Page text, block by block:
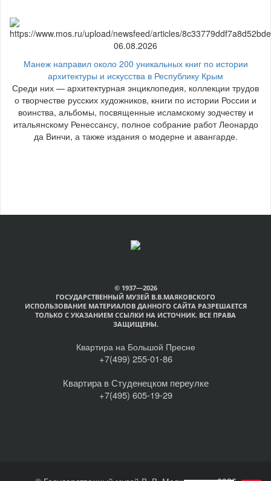
06.08.2026
Манеж направил около 200 уникальных книг по истории
архитектуры и искусства в Республику Крым
Среди них — архитектурная энциклопедия, коллекции трудов
о творчестве русских художников, книги по истории России и
воинства, альбомы, посвященные исламскому зодчеству и
итальянскому Ренессансу, полное собрание работ Леонардо
да Винчи, а также издания о модерне и авангарде.
© 1937—2026
ГОСУДАРСТВЕННЫЙ МУЗЕЙ В.В.МАЯКОВСКОГО
ИСПОЛЬЗОВАНИЕ МАТЕРИАЛОВ ДАННОГО САЙТА РАЗРЕШАЕТСЯ
ТОЛЬКО С УКАЗАНИЕМ ССЫЛКИ НА ИСТОЧНИК. ВСЕ ПРАВА
ЗАЩИЩЕНЫ.
Квартира на Большой Пресне
+7(499) 255-01-86
Квартира в Студенецком переулке
+7(495) 605-19-29